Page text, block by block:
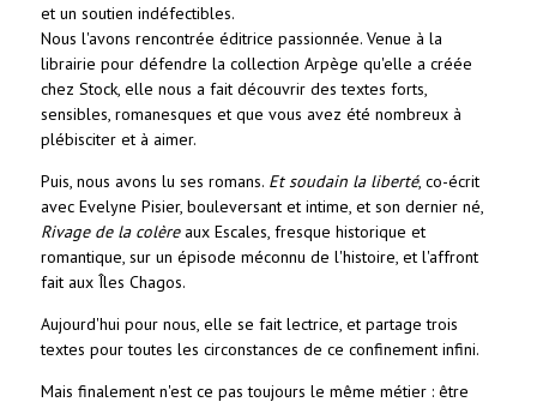
et un soutien indéfectibles.
Nous l'avons rencontrée éditrice passionnée. Venue à la
librairie pour défendre la collection Arpège qu'elle a créée
chez Stock, elle nous a fait découvrir des textes forts,
sensibles, romanesques et que vous avez été nombreux à
plébisciter et à aimer.
Puis, nous avons lu ses romans. Et soudain la liberté, co-écrit
avec Evelyne Pisier, bouleversant et intime, et son dernier né,
Rivage de la colèreaux Escales, fresque historique et
romantique, sur un épisode méconnu de l'histoire, et l'affront
fait aux Îles Chagos.
Aujourd'hui pour nous, elle se fait lectrice, et partage trois
textes pour toutes les circonstances de ce confinement infini.
Mais finalement n'est ce pas toujours le même métier : être